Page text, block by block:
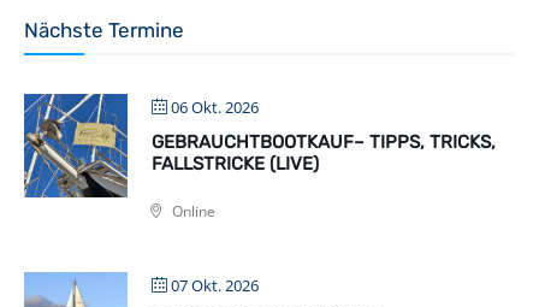
Nächste Termine
06 Okt. 2026
GEBRAUCHTBOOTKAUF– TIPPS, TRICKS,
FALLSTRICKE (LIVE)
Online
07 Okt. 2026